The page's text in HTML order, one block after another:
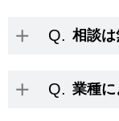
Q. 相談は
Q. 業種に